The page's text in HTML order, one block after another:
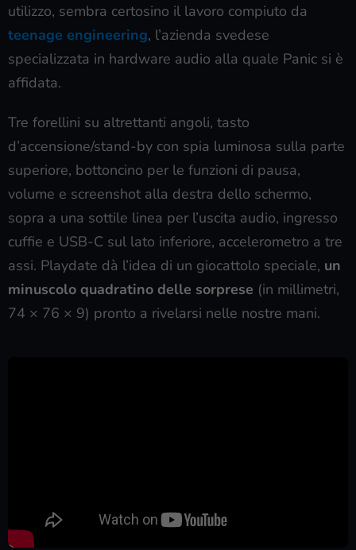
utilizzo, sembra certosino il lavoro compiuto da
teenage engineering, l’azienda svedese
specializzata in hardware audio alla quale Panic si è
affidata.
Tre forellini su altrettanti angoli, tasto
d’accensione/stand-by con spia luminosa sulla parte
superiore, bottoncino per le funzioni di pausa,
volume e screenshot alla destra dello schermo,
sopra a una sottile linea per l’uscita audio, ingresso
cuffie e USB-C sul lato inferiore, accelerometro a tre
assi. Playdate dà l’idea di un giocattolo speciale, un
minuscolo quadratino delle sorprese (in millimetri,
74 × 76 × 9) pronto a rivelarsi nelle nostre mani.